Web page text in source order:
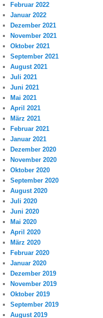
Februar 2022
Januar 2022
Dezember 2021
November 2021
Oktober 2021
September 2021
August 2021
Juli 2021
Juni 2021
Mai 2021
April 2021
März 2021
Februar 2021
Januar 2021
Dezember 2020
November 2020
Oktober 2020
September 2020
August 2020
Juli 2020
Juni 2020
Mai 2020
April 2020
März 2020
Februar 2020
Januar 2020
Dezember 2019
November 2019
Oktober 2019
September 2019
August 2019